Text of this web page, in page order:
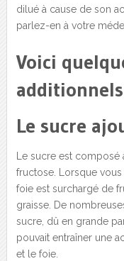
dilué à cause de son
parlez-en à votre
Voici
additionnels
Le sucre
Le sucre est
fructose. Lorsque
foie est surchargé de
graisse. De
sucre, dû en grande
pouvait entraîner une
et le foie.